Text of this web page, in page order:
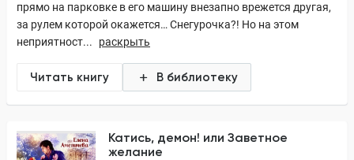
прямо на парковке в его машину внезапно врежется другая,
за рулем которой окажется… Снегурочка?! Но на этом
неприятност...
раскрыть
Читать книгу В библиотеку
Катись, демон! или Заветное
желание